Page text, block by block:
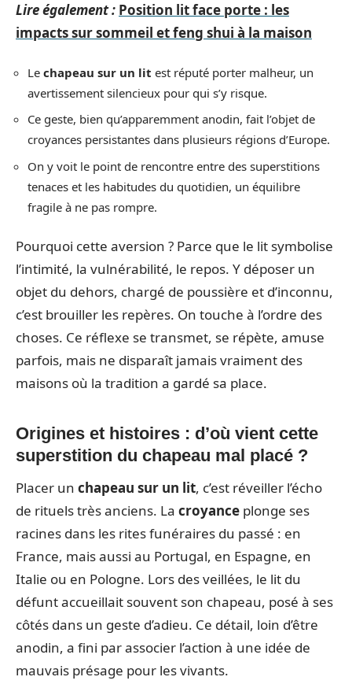
Lire également : Position lit face porte : les
impacts sur sommeil et feng shui à la maison
Le chapeau sur un lit est réputé porter malheur, un
avertissement silencieux pour qui s’y risque.
Ce geste, bien qu’apparemment anodin, fait l’objet de
croyances persistantes dans plusieurs régions d’Europe.
On y voit le point de rencontre entre des superstitions
tenaces et les habitudes du quotidien, un équilibre
fragile à ne pas rompre.
Pourquoi cette aversion ? Parce que le lit symbolise
l’intimité, la vulnérabilité, le repos. Y déposer un
objet du dehors, chargé de poussière et d’inconnu,
c’est brouiller les repères. On touche à l’ordre des
choses. Ce réflexe se transmet, se répète, amuse
parfois, mais ne disparaît jamais vraiment des
maisons où la tradition a gardé sa place.
Origines et histoires : d’où vient cette
superstition du chapeau mal placé ?
Placer un chapeau sur un lit, c’est réveiller l’écho
de rituels très anciens. La croyance plonge ses
racines dans les rites funéraires du passé : en
France, mais aussi au Portugal, en Espagne, en
Italie ou en Pologne. Lors des veillées, le lit du
défunt accueillait souvent son chapeau, posé à ses
côtés dans un geste d’adieu. Ce détail, loin d’être
anodin, a fini par associer l’action à une idée de
mauvais présage pour les vivants.